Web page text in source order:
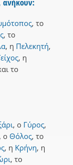
ανήκουν:
, το
, το
, η Πελεκητή,
, η
το
, ο Γύρος,
, ο Θόλος, το
, η Κρήνη, η
, το